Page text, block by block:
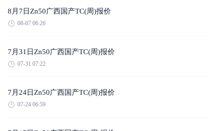
8月7日Zn50广西国产TC(周)报价
08-07 06:26
7月31日Zn50广西国产TC(周)报价
07-31 07:22
7月24日Zn50广西国产TC(周)报价
07-24 06:59